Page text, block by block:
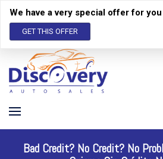
We have a very special offer for you
GET THIS OFFER
Bad Credit? No Credit? No